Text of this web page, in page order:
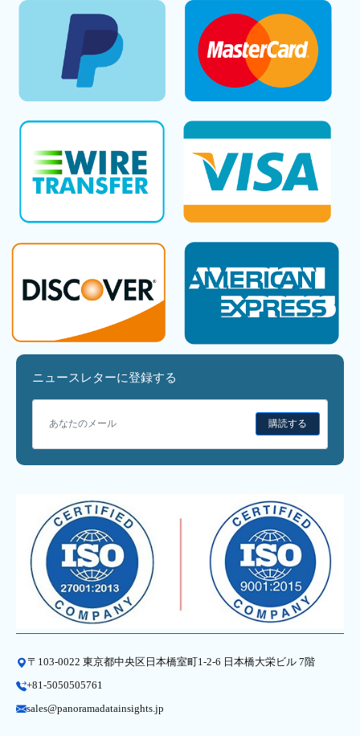
ニュースレターに登録する
購読する
〒103-0022 東京都中央区日本橋室町1-2-6 日本橋大栄ビル 7階
+81-5050505761
sales@panoramadatainsights.jp